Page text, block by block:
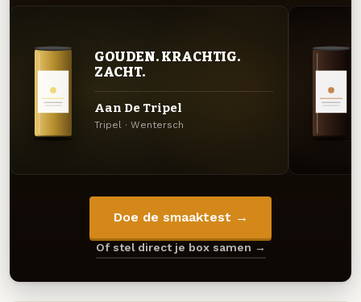
GOUDEN. KRACHTIG.
ZACHT.
Aan De Tripel
Tripel · Wentersch
Doe de smaaktest →
Of stel direct je box samen →